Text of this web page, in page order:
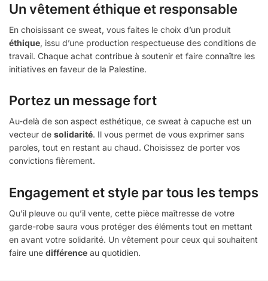
Un vêtement éthique et responsable
En choisissant ce sweat, vous faites le choix d’un produit
éthique, issu d’une production respectueuse des conditions de
travail. Chaque achat contribue à soutenir et faire connaître les
initiatives en faveur de la Palestine.
Portez un message fort
Au-delà de son aspect esthétique, ce sweat à capuche est un
vecteur de solidarité. Il vous permet de vous exprimer sans
paroles, tout en restant au chaud. Choisissez de porter vos
convictions fièrement.
Engagement et style par tous les temps
Qu’il pleuve ou qu’il vente, cette pièce maîtresse de votre
garde-robe saura vous protéger des éléments tout en mettant
en avant votre solidarité. Un vêtement pour ceux qui souhaitent
faire une différence au quotidien.